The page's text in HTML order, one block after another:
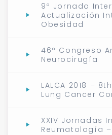
9ª Jornada
Actualización
Obesidad
46° Congreso
Neurocirugía
LALCA 2018 –
Lung Cancer
XXIV Jornadas
Reumatología